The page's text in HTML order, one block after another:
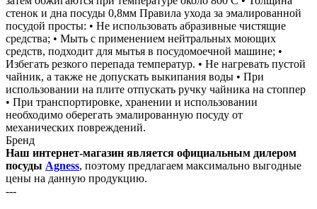
стенок и дна посуды 0,8мм Правила ухода за эмалированной
посудой просты: • Не использовать абразивные чистящие
средства; • Мыть с применением нейтральных моющих
средств, подходит для мытья в посудомоечной машине; •
Избегать резкого перепада температур. • Не нагревать пустой
чайник, а также не допускать выкипания воды • При
использовании на плите отпускать ручку чайника на стоппер
• При транспортировке, хранении и использовании
необходимо оберегать эмалированную посуду от
механических повреждений.
Бренд
Наш интернет-магазин является официальным дилером
посуды Agness, поэтому предлагаем максимально выгодные
цены на данную продукцию.
---